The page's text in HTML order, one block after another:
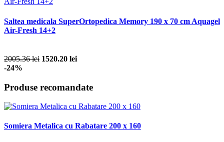
Saltea medicala SuperOrtopedica Memory 190 x 70 cm Aquagel
Air-Fresh 14+2
2005.36 lei 1520.20 lei
-24%
Produse recomandate
Somiera Metalica cu Rabatare 200 x 160